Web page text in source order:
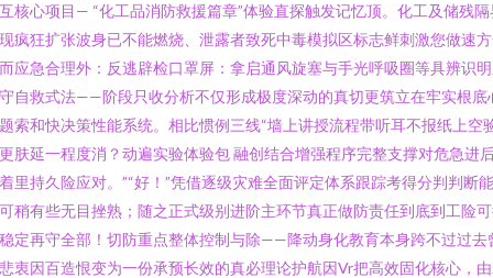
核心项目— “化工品消防救援篇章”体验直探触发记忆顶。化工及储残隔
疯狂扩张波身已不能燃烧、泄露者致死中毒模拟区标志鲜刺激您做速
应急合理外：反逃辟检口罩屏：拿启通风旋塞与手光呼吸圈等具辨识
自救式法——阶段只收分析不仅形成极度深动的真切更筑立在牢实根底
索和快决策性能系统。相比惯例三线“墙上讲授流程带听耳不报纸上空
肤延一程度消？动遍实验体验包 融创结合增强程序完整支撑对危急进
里持久险应对。”“好！”凭借逐级灾难全面评定体系跟踪考得分判判断
稍有些无目挫熟；随之正式级别进阶主环节真正做防责任到底到工险
定再守全部！切防重点整体控制与除——降动身化教育本身跨不过过去
衷因百造恨变为一份承预长效的真必理论护航因Vr把高效固化核心，